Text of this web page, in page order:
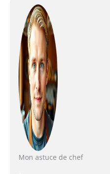
Mon astuce de chef